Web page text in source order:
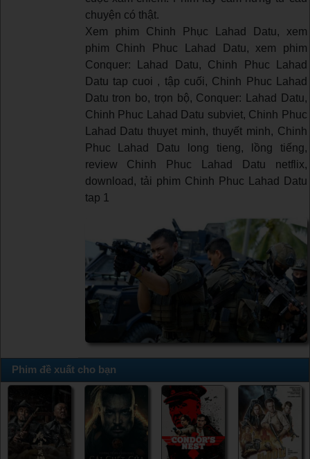
chuyện có thật.
Xem phim Chinh Phục Lahad Datu, xem
phim Chinh Phuc Lahad Datu, xem phim
Conquer: Lahad Datu, Chinh Phuc Lahad
Datu tap cuoi , tập cuối, Chinh Phuc Lahad
Datu tron bo, trọn bộ, Conquer: Lahad Datu,
Chinh Phuc Lahad Datu subviet, Chinh Phuc
Lahad Datu thuyet minh, thuyết minh, Chinh
Phuc Lahad Datu long tieng, lồng tiếng,
review Chinh Phuc Lahad Datu netflix,
download, tải phim Chinh Phuc Lahad Datu
tap 1
Phim đề xuất cho bạn